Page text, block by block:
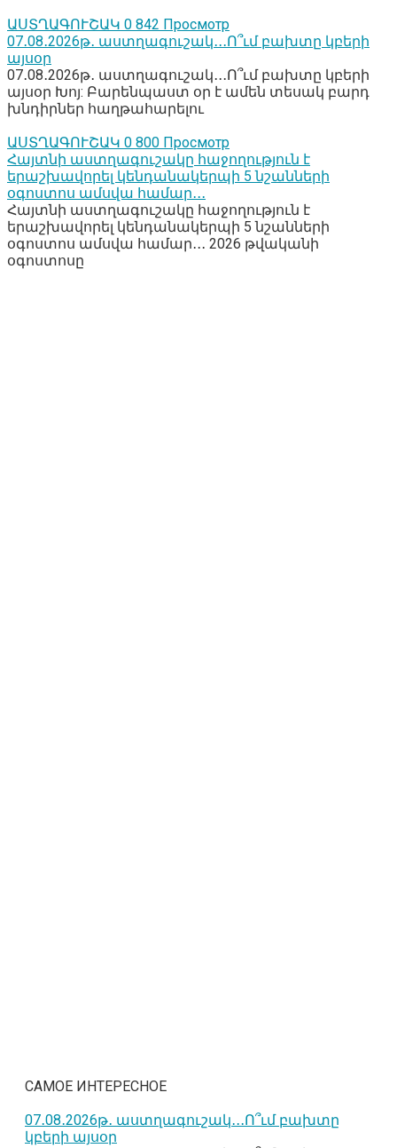
ԱՍՏՂԱԳՈՒՇԱԿ 0 842 Просмотр
07․08․2026թ․ աստղագուշակ․․․Ո՞ւմ բախտը կբերի
այսօր
07․08․2026թ․ աստղագուշակ․․․Ո՞ւմ բախտը կբերի
այսօր Խոյ: Բարենպաստ օր է ամեն տեսակ բարդ
խնդիրներ հաղթահարելու
ԱՍՏՂԱԳՈՒՇԱԿ 0 800 Просмотр
Հայտնի աստղագուշակը հաջողություն է
երաշխավորել կենդանակերպի 5 նշանների
օգոստոս ամսվա համար․․․
Հայտնի աստղագուշակը հաջողություն է
երաշխավորել կենդանակերպի 5 նշանների
օգոստոս ամսվա համար․․․ 2026 թվականի
օգոստոսը
САМОЕ ИНТЕРЕСНОЕ
07․08․2026թ․ աստղագուշակ․․․Ո՞ւմ բախտը
կբերի այսօր